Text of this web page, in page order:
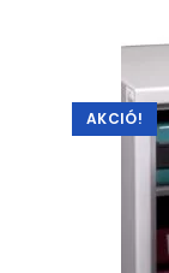
AKCIÓ!